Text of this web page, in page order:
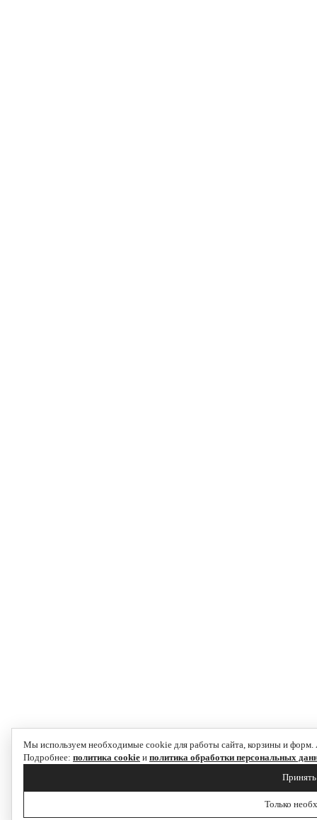
Мы используем необходимые cookie для работы сайта, корзины и форм.
Подробнее: политика cookie и политика обработки персональных
Только
Принять